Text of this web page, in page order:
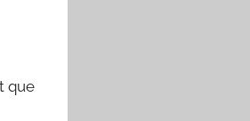
que